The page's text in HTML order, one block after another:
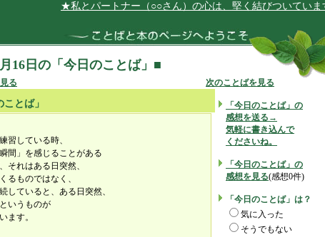
★私とパートナー（○○さん）の心は、堅く結びついています★
16日の「今日のことば」■
る 次のことばを見る
ことば」
習している時、
間」を感じることがある
それはある日突然、
るものではなく、
していると、ある日突然、
いうものが
ます。
「今日のことば」の
感想を送る→
気軽に書き込んで
くださいね。
「今日のことば」の
感想を見る(感想0件)
「今日のことば」は？
気に入った
そうでもない